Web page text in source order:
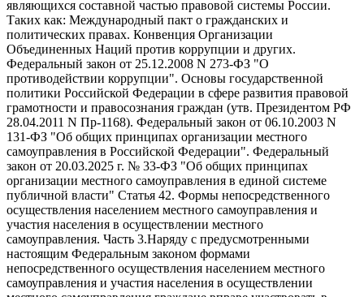
являющихся составной частью правовой системы России.
Таких как: Международный пакт о гражданских и
политических правах. Конвенция Организации
Объединенных Наций против коррупции и других.
Федеральный закон от 25.12.2008 N 273-ФЗ "О
противодействии коррупции". Основы государственной
политики Российской Федерации в сфере развития правовой
грамотности и правосознания граждан (утв. Президентом РФ
28.04.2011 N Пр-1168). Федеральный закон от 06.10.2003 N
131-ФЗ "Об общих принципах организации местного
самоуправления в Российской Федерации". Федеральный
закон от 20.03.2025 г. № 33-ФЗ "Об общих принципах
организации местного самоуправления в единой системе
публичной власти" Статья 42. Формы непосредственного
осуществления населением местного самоуправления и
участия населения в осуществлении местного
самоуправления. Часть 3.Наряду с предусмотренными
настоящим Федеральным законом формами
непосредственного осуществления населением местного
самоуправления и участия населения в осуществлении